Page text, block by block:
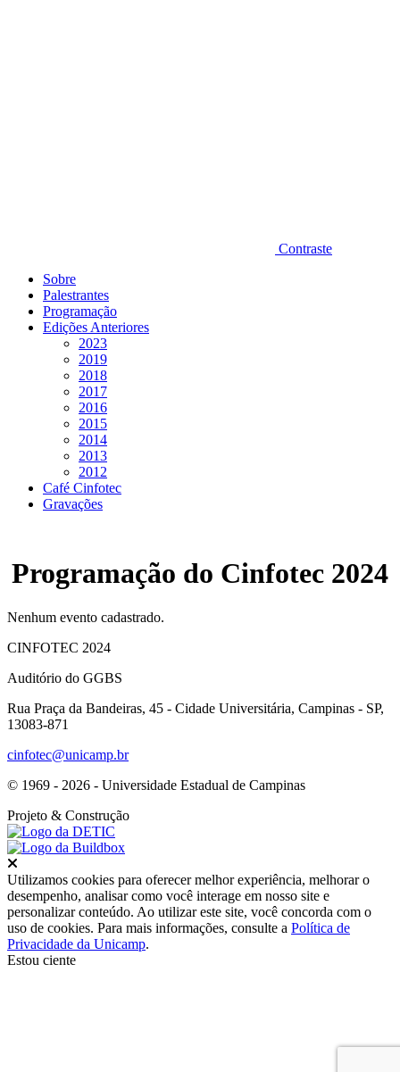
Contraste
Sobre
Palestrantes
Programação
Edições Anteriores
2023
2019
2018
2017
2016
2015
2014
2013
2012
Café Cinfotec
Gravações
Programação do Cinfotec 2024
Nenhum evento cadastrado.
CINFOTEC 2024
Auditório do GGBS
Rua Praça da Bandeiras, 45 - Cidade Universitária, Campinas - SP,
13083-871
cinfotec@unicamp.br
© 1969 - 2026 - Universidade Estadual de Campinas
Projeto & Construção
Utilizamos cookies para oferecer melhor experiência, melhorar o
desempenho, analisar como você interage em nosso site e
personalizar conteúdo. Ao utilizar este site, você concorda com o
uso de cookies. Para mais informações, consulte a Política de
Privacidade da Unicamp.
Estou ciente